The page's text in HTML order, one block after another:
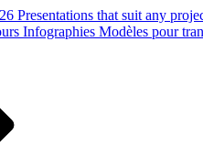
Presentations that suit any
Infographies Modèles pour